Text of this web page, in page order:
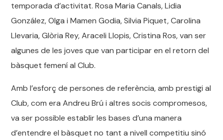
temporada d’activitat. Rosa Maria Canals, Lidia
González, Olga i Mamen Godia, Silvia Piquet, Carolina
Llevaria, Glòria Rey, Araceli Llopis, Cristina Ros, van ser
algunes de les joves que van participar en el retorn del
bàsquet femení al Club.
Amb l’esforç de persones de referència, amb prestigi al
Club, com era Andreu Brú i altres socis compromesos,
va ser possible establir les bases d’una manera
d’entendre el bàsquet no tant a nivell competitiu sinó